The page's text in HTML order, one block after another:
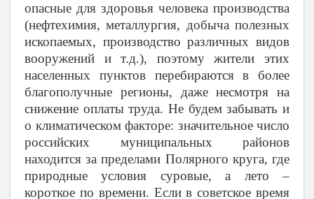
опасные для здоровья человека производства
(нефтехимия, металлургия, добыча полезных
ископаемых, производство различных видов
вооружений и т.д.), поэтому жители этих
населенных пунктов перебираются в более
благополучные регионы, даже несмотря на
снижение оплаты труда. Не будем забывать и
о климатическом факторе: значительное число
российских муниципальных районов
находится за пределами Полярного круга, где
природные условия суровые, а лето –
короткое по времени. Если в советское время